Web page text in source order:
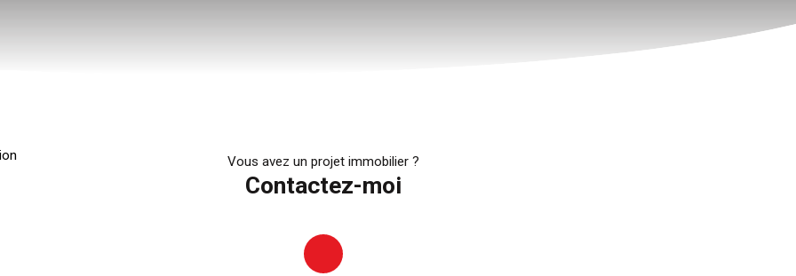
Vous avez un projet immobilier ?
Contactez-moi